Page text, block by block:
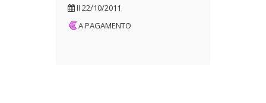
Il 22/10/2011
A PAGAMENTO